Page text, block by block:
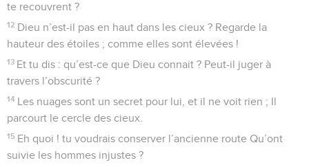
te recouvrent ?
12 Dieu n’est-il pas en haut dans les cieux ? Regarde la
hauteur des étoiles ; comme elles sont élevées !
13 Et tu dis : qu’est-ce que Dieu connait ? Peut-il juger à
travers l’obscurité ?
14 Les nuages sont un secret pour lui, et il ne voit rien ; Il
parcourt le cercle des cieux.
15 Eh quoi ! tu voudrais conserver l’ancienne route Qu’ont
suivie les hommes injustes ?